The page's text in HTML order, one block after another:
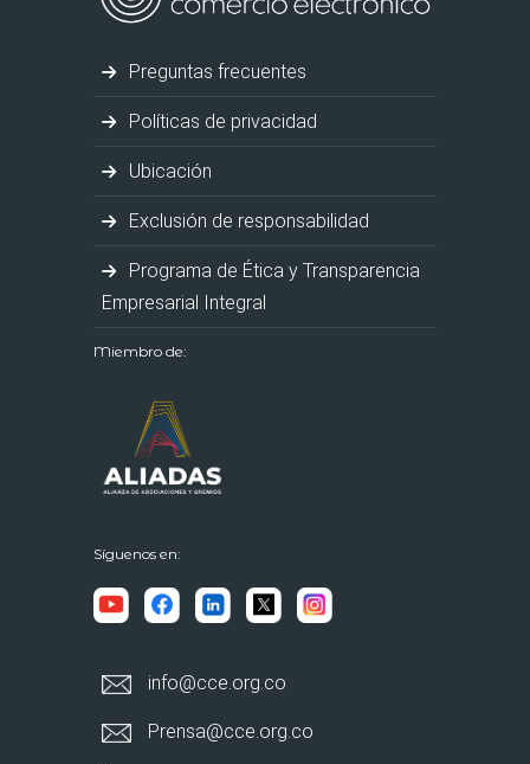
Preguntas frecuentes
Políticas de privacidad
Ubicación
Exclusión de responsabilidad
Programa de Ética y Transparencia
Empresarial Integral
Miembro de:
Síguenos en:
info@cce.org.co
Prensa@cce.org.co